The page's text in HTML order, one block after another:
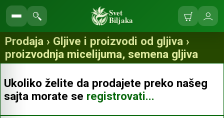
Pretraga
prodavnice
Svet
Biljaka Korpa
se
Prodaja › Gljive i proizvodi od gljiva ›
proizvodnja micelijuma, semena gljiva
Ukoliko želite da prodajete preko našeg
sajta morate se registrovati...